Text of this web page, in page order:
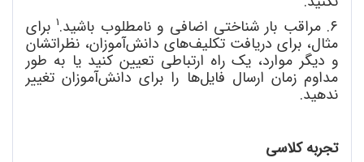
۶. مراقب بار شناختی اضافی و نامطلوب باشید.
1برای
مثال، برای دریافت تکلیفهای دانشآموزان، نظراتشان
و دیگر موارد، یک راه ارتباطی تعیین کنید یا به طور
مداوم زمان ارسال فایلها را برای دانشآموزان تغییر
ندهید.
تجربه کلاسی